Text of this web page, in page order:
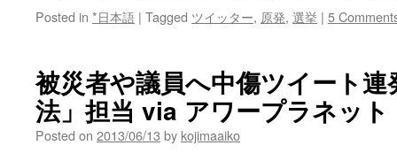
モ
Posted in *日本語 | Tagged ツイッター, 原発, 選挙 | 5
被災者や議員へ中傷ツイート
法」担当 via アワープラネッ
Posted on 2013/06/13 by kojimaaiko